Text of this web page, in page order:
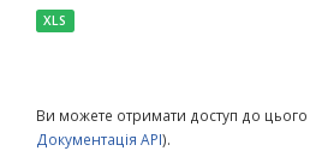
XLS
Ви можете отримати доступ до цього
Документація API).